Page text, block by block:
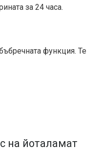
за 24 часа.
функция. Те
на йоталамат